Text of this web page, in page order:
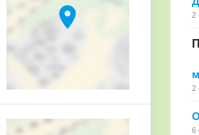
location_on 2
2
6